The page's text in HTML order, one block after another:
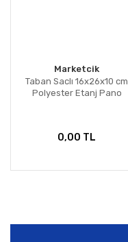
Marketcik
Taban Saclı 16x26x10 cm
Polyester Etanj Pano
0,00 TL